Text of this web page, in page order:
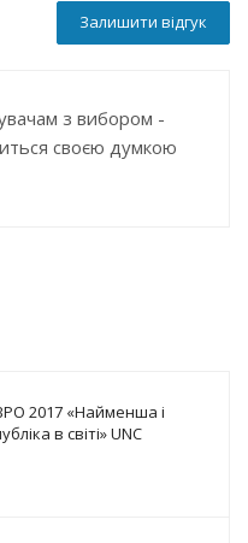
Залишити відгук
з вибором -
своєю думкою
2017 «Найменша і
в світі» UNC